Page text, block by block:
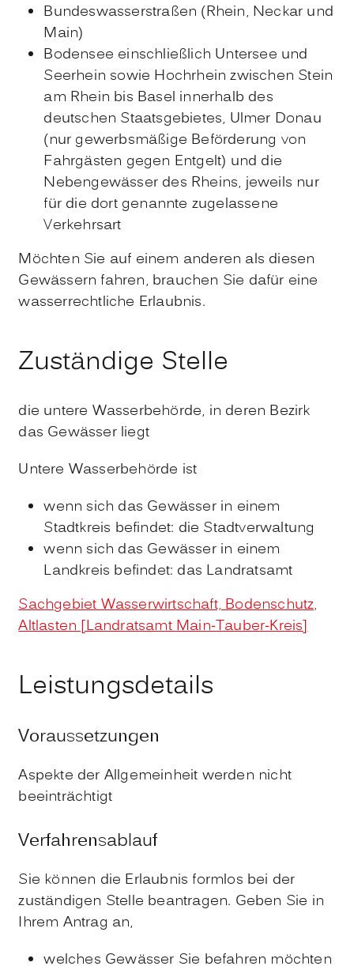
Bundeswasserstraßen (Rhein, Neckar und
Main)
Bodensee einschließlich Untersee und
Seerhein sowie Hochrhein zwischen Stein
am Rhein bis Basel innerhalb des
deutschen Staatsgebietes, Ulmer Donau
(nur gewerbsmäßige Beförderung von
Fahrgästen gegen Entgelt) und die
Nebengewässer des Rheins, jeweils nur
für die dort genannte zugelassene
Verkehrsart
Möchten Sie auf einem anderen als diesen
Gewässern fahren, brauchen Sie dafür eine
wasserrechtliche Erlaubnis.
Zuständige Stelle
die untere Wasserbehörde, in deren Bezirk
das Gewässer liegt
Untere Wasserbehörde ist
wenn sich das Gewässer in einem
Stadtkreis befindet: die Stadtverwaltung
wenn sich das Gewässer in einem
Landkreis befindet: das Landratsamt
Sachgebiet Wasserwirtschaft, Bodenschutz,
Altlasten [Landratsamt Main-Tauber-Kreis]
Leistungsdetails
Voraussetzungen
Aspekte der Allgemeinheit werden nicht
beeinträchtigt
Verfahrensablauf
Sie können die Erlaubnis formlos bei der
zuständigen Stelle beantragen. Geben Sie in
Ihrem Antrag an,
welches Gewässer Sie befahren möchten